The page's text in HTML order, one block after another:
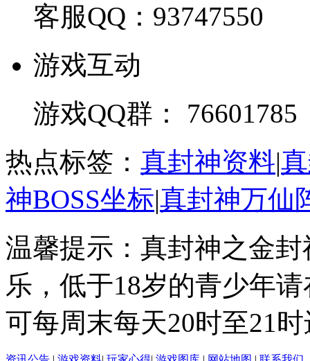
客服QQ：93747550
游戏互动
游戏QQ群： 76601785
热点标签： 真封神资料|
神BOSS坐标|真封神万仙
温馨提示：真封神之金
乐，低于18岁的青少年
可每周末每天20时至21